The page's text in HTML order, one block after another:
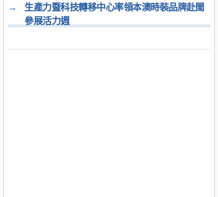
→
生產力暨科技轉移中心率領本澳時裝品牌赴閩
參展活力週